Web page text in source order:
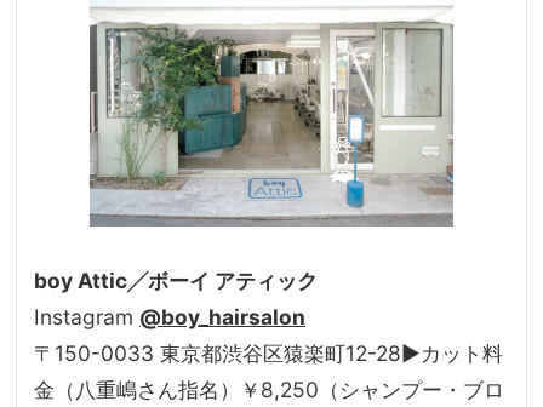
boy Attic╱ボーイ アティック
Instagram @boy_hairsalon
〒150-0033 東京都渋谷区猿楽町12-28▶カット料
金（八重嶋さん指名）￥8,250（シャンプー・ブロ